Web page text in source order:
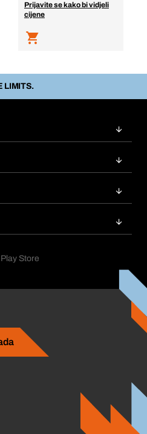
Prijavite se kako bi vidjeli
cijene
LIMITS.